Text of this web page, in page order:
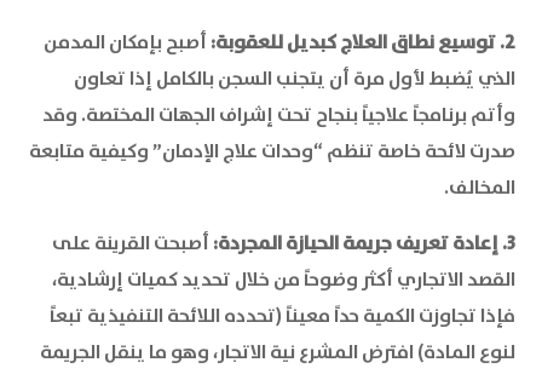
2. توسيع نطاق العلاج كبديل للعقوبة:
أصبح بإمكان المدمن
الذي يُضبط لأول مرة أن يتجنب السجن بالكامل إذا تعاون
وأتم برنامجاً علاجياً بنجاح تحت إشراف الجهات المختصة. وقد
صدرت لائحة خاصة تنظم “وحدات علاج الإدمان” وكيفية متابعة
المخالف.
3. إعادة تعريف جريمة الحيازة المجردة:
أصبحت القرينة على
القصد الاتجاري أكثر وضوحاً من خلال تحديد كميات إرشادية،
فإذا تجاوزت الكمية حداً معيناً (تحدده اللائحة التنفيذية تبعاً
لنوع المادة) افترض المشرع نية الاتجار، وهو ما ينقل الجريمة